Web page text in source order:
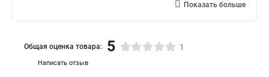
Показать больше
Написать отзыв
Общая оценка товара: 5 1